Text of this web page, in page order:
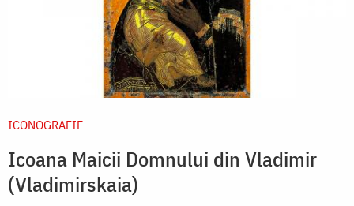
ICONOGRAFIE
Icoana Maicii Domnului din Vladimir
(Vladimirskaia)